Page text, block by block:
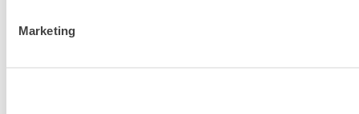
Marketing